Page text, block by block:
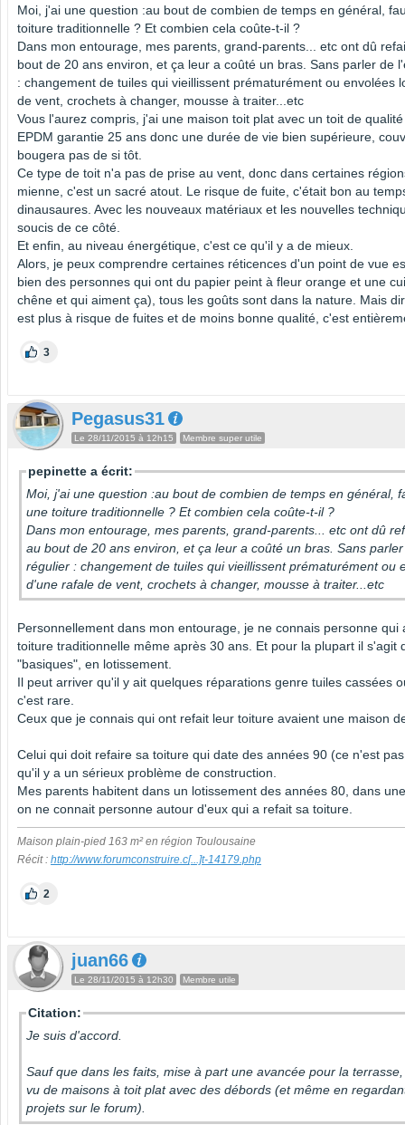
Moi, j'ai une question :au bout de combien de temps en général,
toiture traditionnelle ? Et combien cela coûte-t-il ?
Dans mon entourage, mes parents, grand-parents... etc ont dû
bout de 20 ans environ, et ça leur a coûté un bras. Sans parler de
: changement de tuiles qui vieillissent prématurément ou envolées
de vent, crochets à changer, mousse à traiter...etc
Vous l'aurez compris, j'ai une maison toit plat avec un toit de
EPDM garantie 25 ans donc une durée de vie bien supérieure,
bougera pas de si tôt.
Ce type de toit n'a pas de prise au vent, donc dans certaines
mienne, c'est un sacré atout. Le risque de fuite, c'était bon au
dinausaures. Avec les nouveaux matériaux et les nouvelles
soucis de ce côté.
Et enfin, au niveau énergétique, c'est ce qu'il y a de mieux.
Alors, je peux comprendre certaines réticences d'un point de vue
bien des personnes qui ont du papier peint à fleur orange et une
chêne et qui aiment ça), tous les goûts sont dans la nature. Mais
est plus à risque de fuites et de moins bonne qualité, c'est
3
Pegasus31
Le 28/11/2015 à 12h15 Membre super utile
pepinette a écrit:
Moi, j'ai une question :au bout de combien de temps en général,
une toiture traditionnelle ? Et combien cela coûte-t-il ?
Dans mon entourage, mes parents, grand-parents... etc ont dû
au bout de 20 ans environ, et ça leur a coûté un bras. Sans
régulier : changement de tuiles qui vieillissent prématurément ou
d'une rafale de vent, crochets à changer, mousse à traiter...etc
Personnellement dans mon entourage, je ne connais personne qui
toiture traditionnelle même après 30 ans. Et pour la plupart il s'agit
"basiques", en lotissement.
Il peut arriver qu'il y ait quelques réparations genre tuiles cassées
c'est rare.
Ceux que je connais qui ont refait leur toiture avaient une maison
Celui qui doit refaire sa toiture qui date des années 90 (ce n'est
qu'il y a un sérieux problème de construction.
Mes parents habitent dans un lotissement des années 80, dans
on ne connait personne autour d'eux qui a refait sa toiture.
Maison plain-pied 163 m² en région Toulousaine
Récit : http://www.forumconstruire.c[...]t-14179.php
2
juan66
Le 28/11/2015 à 12h30 Membre utile
Citation:
Je suis d'accord.
Sauf que dans les faits, mise à part une avancée pour la
vu de maisons à toit plat avec des débords (et même en
projets sur le forum).